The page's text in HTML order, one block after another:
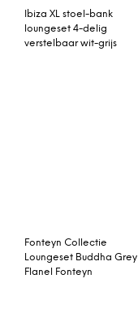
Ibiza XL stoel-bank
loungeset 4-delig
verstelbaar wit-grijs
Fonteyn Collectie
Loungeset Buddha Grey
Flanel Fonteyn